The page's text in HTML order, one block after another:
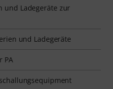
und Ladegeräte zur
und Ladegeräte
PA